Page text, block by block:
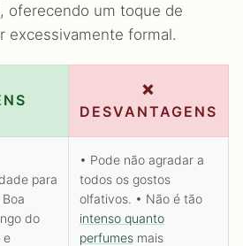
oferecendo um toque de
excessivamente formal.
❌
DESVANTAGENS
para
do
e
• Pode não agradar a
todos os gostos
olfativos. • Não é tão
intenso quanto
perfumes mais